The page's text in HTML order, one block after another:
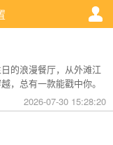
的浪漫餐厅，从外滩江
，总有一款能戳中你。
2026-07-30 15:28:20